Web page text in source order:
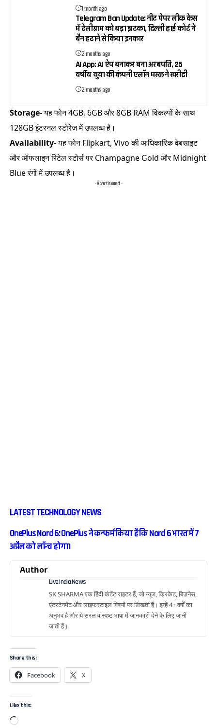
1 month ago
Telegram Ban Update: नीट पेपर लीक केस
में टेलीग्राम को बड़ा झटका, दिल्ली हाई कोर्ट ने
बैन हटाने से किया इनकार
2 months ago
AI App: AI ऐप बनाकर बना अरबपति, 25
वर्षीय युवा की कंपनी एलॉन मस्क ने खरीदी
2 months ago
Storage-यह फोन 4GB, 6GB और 8GB RAM विकल्पों के साथ
128GB इंटरनल स्टोरेज में उपलब्ध है।
Availability-यह फोन Flipkart, Vivo की आधिकारिक वेबसाइट
और ऑफलाइन रिटेल स्टोर्स पर Champagne Gold और Midnight
Blue रंगों में उपलब्ध है।
- Advertisement -
LATEST TECHNOLOGY NEWS
OnePlus Nord 6: OnePlus ने कन्फर्म किया है कि Nord 6 भारत में 7
अप्रैल को लॉन्च होगा।
Author
Live India News
SK SHARMA एक हिंदी कंटेंट राइटर हैं, जो न्यूज, क्रिकेट, बिज़नेस,
एंटरटेनमेंट और लाइफस्टाइल विषयों पर लिखती हैं। इन्हें 4+ वर्षों का
अनुभव है और ये सरल व स्पष्ट भाषा में जानकारी देने के लिए जानी
जाती हैं।
Share this:
Facebook X
Like this: